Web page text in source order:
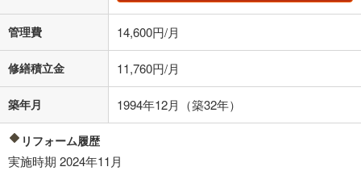
不動産会社に購入相談をする
閉じる
管理費 14,600円/月
修繕積立金 11,760円/月
築年月 1994年12月（築32年）
リフォーム履歴
実施時期 2024年11月